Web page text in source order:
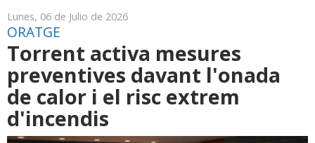
Lunes, 06 de Julio de 2026
ORATGE
Torrent activa mesures
preventives davant l'onada
de calor i el risc extrem
d'incendis